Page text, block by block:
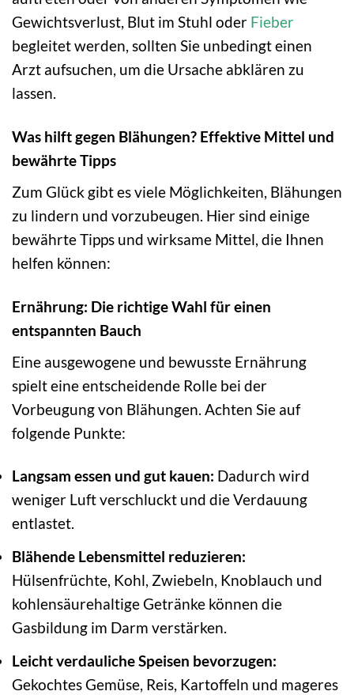
Gewichtsverlust, Blut im Stuhl oder Fieber
begleitet werden, sollten Sie unbedingt einen
Arzt aufsuchen, um die Ursache abklären zu
lassen.
Was hilft gegen Blähungen? Effektive Mittel und
bewährte Tipps
Zum Glück gibt es viele Möglichkeiten, Blähungen
zu lindern und vorzubeugen. Hier sind einige
bewährte Tipps und wirksame Mittel, die Ihnen
helfen können:
Ernährung: Die richtige Wahl für einen
entspannten Bauch
Eine ausgewogene und bewusste Ernährung
spielt eine entscheidende Rolle bei der
Vorbeugung von Blähungen. Achten Sie auf
folgende Punkte:
Langsam essen und gut kauen: Dadurch wird
weniger Luft verschluckt und die Verdauung
entlastet.
Blähende Lebensmittel reduzieren:
Hülsenfrüchte, Kohl, Zwiebeln, Knoblauch und
kohlensäurehaltige Getränke können die
Gasbildung im Darm verstärken.
Leicht verdauliche Speisen bevorzugen:
Gekochtes Gemüse, Reis, Kartoffeln und mageres